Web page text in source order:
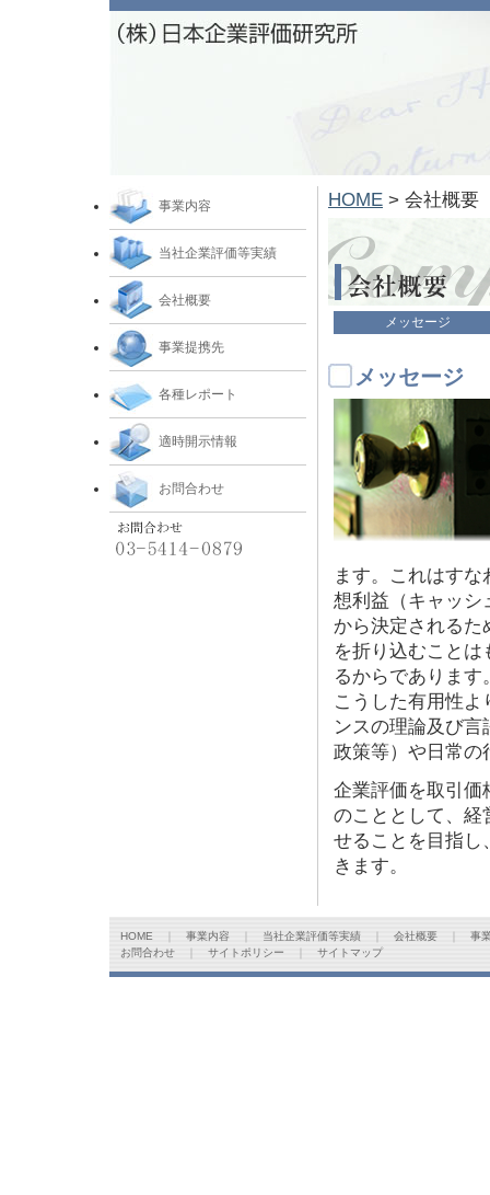
事業内容
当社企業評価等実績
会社概要
事業提携先
各種レポート
適時開示情報
お問合わせ
HOME > 会社概要
メッセージ
メッセージ
ます。これはす
想利益（キャッシ
から決定される
を折り込むこと
るからであります
こうした有用性
ンスの理論及び
政策等）や日常の
企業評価を取引価
のこととして、経
せることを目指し
きます。
HOME 事業内容 当社企業評価等実績 会社概要
事
お問合わせ
サイトポリシー サイトマップ